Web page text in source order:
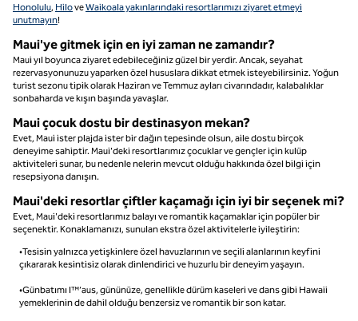
Honolulu, HiloveWaikoala yakınlarındaki resortlarımızı ziyaret etmeyi
unutmayın!
Maui'ye gitmek için en iyi zaman ne zamandır?
Maui yıl boyunca ziyaret edebileceğiniz güzel bir yerdir. Ancak, seyahat
rezervasyonunuzu yaparken özel hususlara dikkat etmek isteyebilirsiniz. Yoğun
turist sezonu tipik olarak Haziran ve Temmuz ayları civarındadır, kalabalıklar
sonbaharda ve kışın başında yavaşlar.
Maui çocuk dostu bir destinasyon mekan?
Evet, Maui ister plajda ister bir dağın tepesinde olsun, aile dostu birçok
deneyime sahiptir. Maui'deki resortlarımız çocuklar ve gençler için kulüp
aktiviteleri sunar, bu nedenle nelerin mevcut olduğu hakkında özel bilgi için
resepsiyona danışın.
Maui'deki resortlar çiftler kaçamağı için iyi bir seçenek mi?
Evet, Maui'deki resortlarımız balayı ve romantik kaçamaklar için popüler bir
seçenektir. Konaklamanızı, sunulan ekstra özel aktivitelerle iyileştirin:
•Tesisin yalnızca yetişkinlere özel havuzlarının ve seçili alanlarının keyfini
çıkararak kesintisiz olarak dinlendirici ve huzurlu bir deneyim yaşayın.
•Günbatımı l™’aus, gününüze, genellikle dürüm kaseleri ve dans gibi Hawaii
yemeklerinin de dahil olduğu benzersiz ve romantik bir son katar.